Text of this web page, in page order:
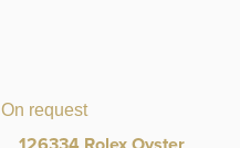
On request